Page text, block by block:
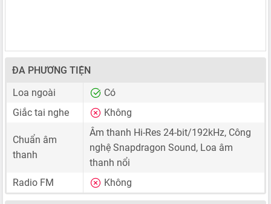
ĐA PHƯƠNG TIỆN
Loa ngoài
Có
Giắc tai nghe
Không
Chuẩn âm
thanh
Âm thanh Hi-Res 24-bit/192kHz, Công
nghệ Snapdragon Sound, Loa âm
thanh nổi
Radio FM
Không